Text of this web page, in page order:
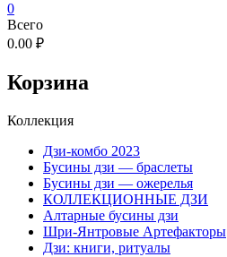
0
Всего
0.00 ₽
Корзина
Коллекция
Дзи-комбо 2023
Бусины дзи — браслеты
Бусины дзи — ожерелья
КОЛЛЕКЦИОННЫЕ ДЗИ
Алтарные бусины дзи
Шри-Янтровые Артефакторы
Дзи: книги, ритуалы